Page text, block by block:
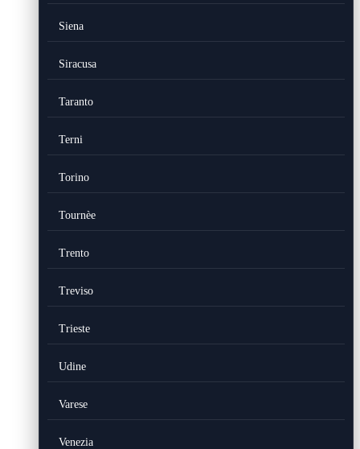
Siena
Siracusa
Taranto
Terni
Torino
Tournèe
Trento
Treviso
Trieste
Udine
Varese
Venezia